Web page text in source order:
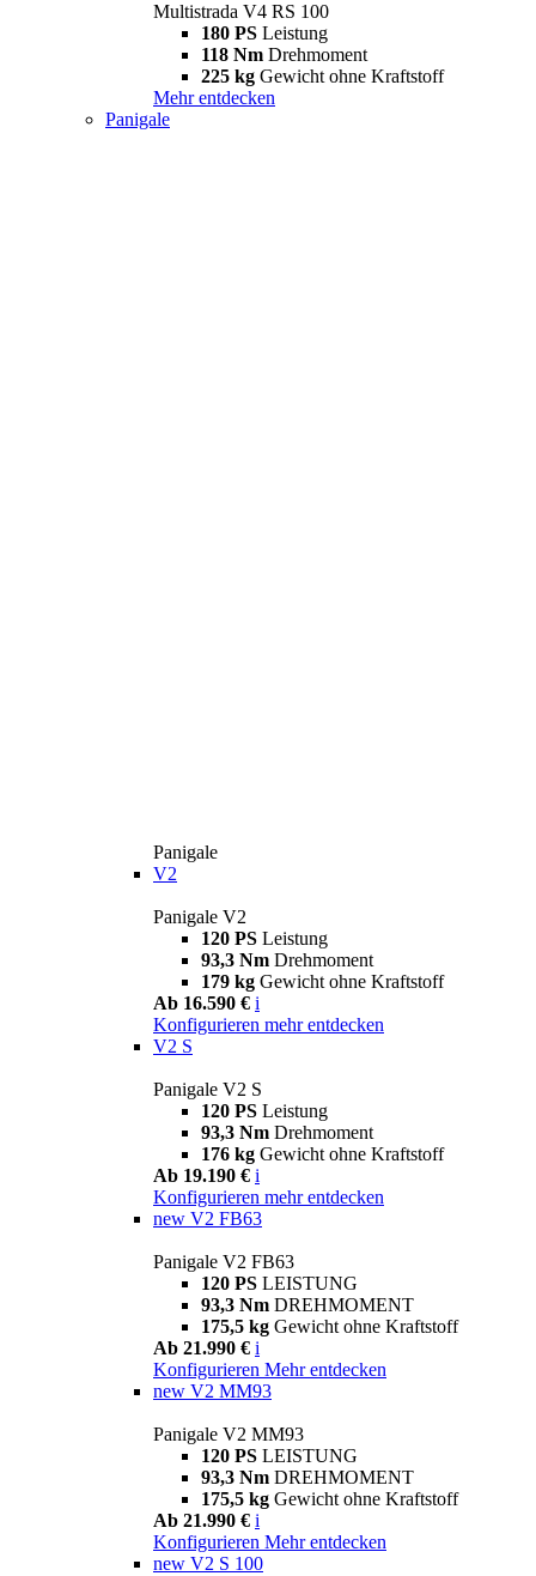
Multistrada V4 RS 100
180 PS Leistung
118 Nm Drehmoment
225 kg Gewicht ohne Kraftstoff
Mehr entdecken
Panigale
Panigale
V2
Panigale V2
120 PS Leistung
93,3 Nm Drehmoment
179 kg Gewicht ohne Kraftstoff
Ab 16.590 € i
Konfigurieren mehr entdecken
V2 S
Panigale V2 S
120 PS Leistung
93,3 Nm Drehmoment
176 kg Gewicht ohne Kraftstoff
Ab 19.190 € i
Konfigurieren mehr entdecken
new V2 FB63
Panigale V2 FB63
120 PS LEISTUNG
93,3 Nm DREHMOMENT
175,5 kg Gewicht ohne Kraftstoff
Ab 21.990 € i
Konfigurieren Mehr entdecken
new V2 MM93
Panigale V2 MM93
120 PS LEISTUNG
93,3 Nm DREHMOMENT
175,5 kg Gewicht ohne Kraftstoff
Ab 21.990 € i
Konfigurieren Mehr entdecken
new V2 S 100